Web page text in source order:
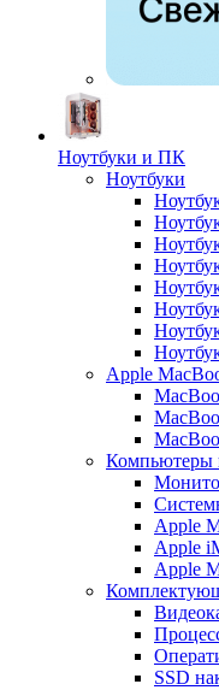
Ноутбуки и ПК
Ноутбуки
Apple
Компьютеры
Apple
Apple
Apple
SSD